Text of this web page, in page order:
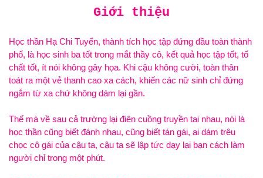
Giới thiệu
Học thần Hạ Chi Tuyển, thành tích học tập đứng đầu toàn thành
phố, là học sinh ba tốt trong mắt thầy
, kết quả học tập tốt, tố
chất tốt, ít
gây họa. Khi cậu
cười, toàn thân
toát ra
vẻ thanh cao xa cách, khiến các nữ sinh chỉ đứng
ngắm từ xa chứ
dám lại gần.
Thế mà về sau cả trường lại điên cuồng truyền tai nhau,
là
học thần cũng biết đánh nhau, cũng biết tán
, ai dám trêu
chọc
của cậu ta, cậu ta
lập tức dạy lại bạn cách làm
người chỉ trong
phút.